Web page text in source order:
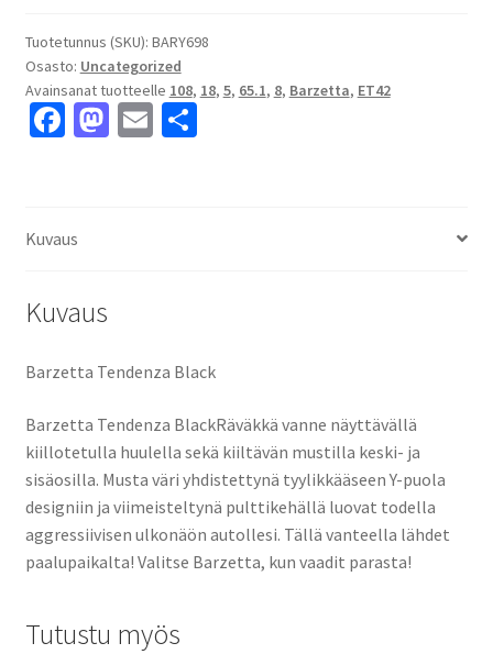
5x108
ET42
keskireikä:65.1
määrä
Tuotetunnus (SKU): BARY698
Osasto: Uncategorized
Avainsanat tuotteelle 108, 18, 5, 65.1, 8, Barzetta, ET42
Fa
o
o
M E S
Kuvaus
Kuvaus
Barzetta Tendenza Black
Barzetta Tendenza BlackRäväkkä vanne näyttävällä
kiillotetulla huulella sekä kiiltävän mustilla keski- ja
sisäosilla. Musta väri yhdistettynä tyylikkääseen Y-puola
designiin ja viimeisteltynä pulttikehällä luovat todella
aggressiivisen ulkonäön autollesi. Tällä vanteella lähdet
paalupaikalta! Valitse Barzetta, kun vaadit parasta!
Tutustu myös